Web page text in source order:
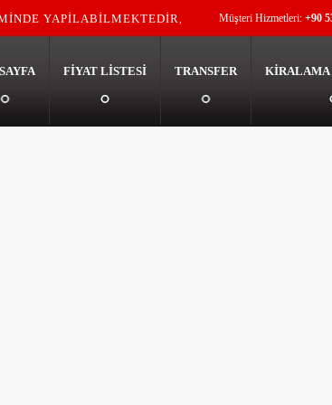
YAPİLABİLMEKTEDİR,
!
Müşteri Hizmetleri: +90
FİYAT LİSTESİ TRANSFER KİRALAMA